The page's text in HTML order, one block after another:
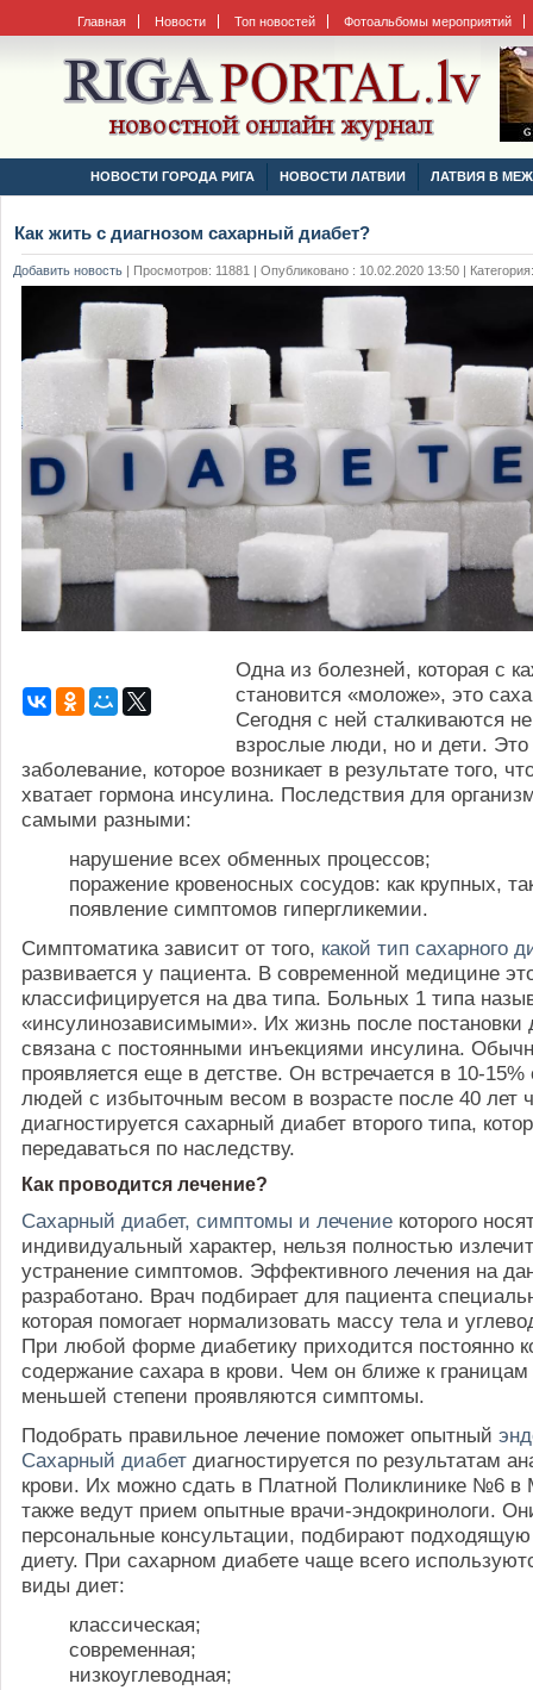
Главная Новости Топ новостей Фотоальбомы мероприятий
НОВОСТИ ГОРОДА РИГА НОВОСТИ ЛАТВИИ ЛАТВИЯ В
Как жить с диагнозом сахарный диабет?
Добавить новость | Просмотров: 11881 | Опубликовано : 10.02.2020 13:50 | Категория:
Одна из болезней, которая с
становится «моложе», это
Сегодня с ней сталкиваются
взрослые люди, но и дети. Это
заболевание, которое возникает в результате того,
хватает гормона инсулина. Последствия для
самыми разными:
нарушение всех обменных процессов;
поражение кровеносных сосудов: как крупных,
появление симптомов гипергликемии.
Симптоматика зависит от того, какой тип сахарного
развивается у пациента. В современной медицине
классифицируется на два типа. Больных 1 типа
«инсулинозависимыми». Их жизнь после постановки
связана с постоянными инъекциями инсулина.
проявляется еще в детстве. Он встречается в 10-
людей с избыточным весом в возрасте после 40 лет
диагностируется сахарный диабет второго типа,
передаваться по наследству.
Как проводится лечение?
Сахарный диабет, симптомы и лечение которого
индивидуальный характер, нельзя полностью
устранение симптомов. Эффективного лечения на
разработано. Врач подбирает для пациента
которая помогает нормализовать массу тела и
При любой форме диабетику приходится постоянно
содержание сахара в крови. Чем он ближе к
меньшей степени проявляются симптомы.
Подобрать правильное лечение поможет опытный
Сахарный диабет диагностируется по результатам
крови. Их можно сдать в Платной Поликлинике №6 в
также ведут прием опытные врачи-эндокринологи.
персональные консультации, подбирают
диету. При сахарном диабете чаще всего
виды диет:
классическая;
современная;
низкоуглеводная;